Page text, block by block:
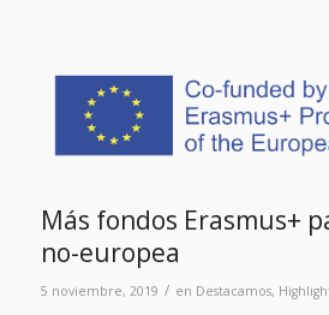
Más fondos Erasmus+
no-europea
5 noviembre, 2019 / en Destacamos,